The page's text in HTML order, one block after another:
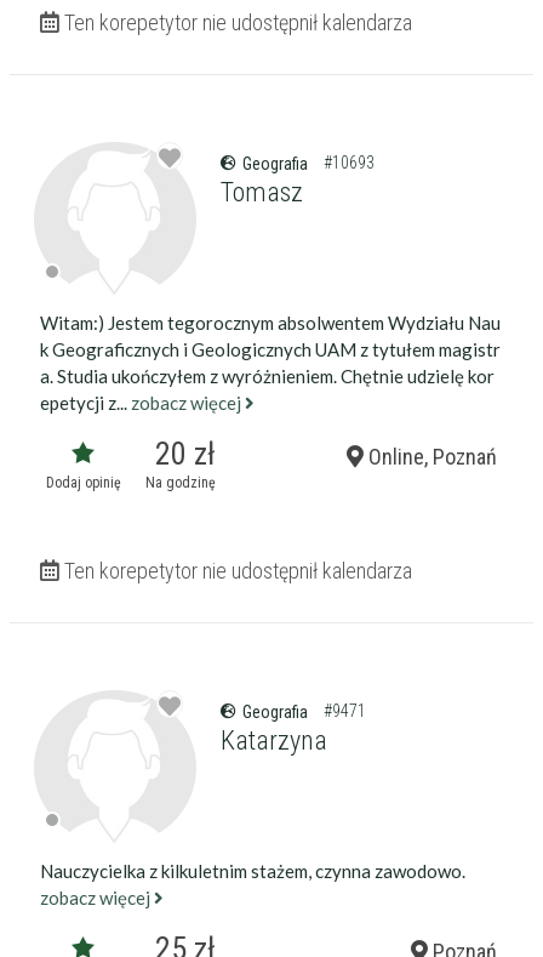
Filtry
Szukaj w promieniu
Maksymalna cena
Ten korepetytor nie udostępnił kalendarza
Geografia #10693
Tomasz
Witam:) Jestem tegorocznym absolwentem Wydziału Nau
k Geograficznych i Geologicznych UAM z tytułem magistr
a. Studia ukończyłem z wyróżnieniem. Chętnie udzielę kor
epetycji z... zobacz więcej
Dodaj opinię
20 zł
Na godzinę
Online, Poznań
Ten korepetytor nie udostępnił kalendarza
Geografia #9471
Katarzyna
Nauczycielka z kilkuletnim stażem, czynna zawodowo.
zobacz więcej
25 zł Poznań